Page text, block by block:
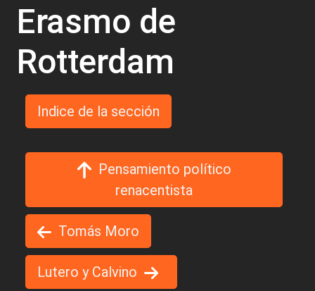
Erasmo de
Rotterdam
Indice de la sección
Pensamiento político
renacentista
Tomás Moro
Lutero y Calvino